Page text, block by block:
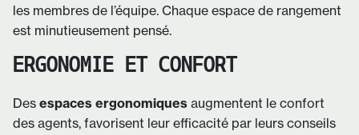
les membres de l’équipe. Chaque espace de rangement
est minutieusement pensé.
ERGONOMIE ET CONFORT
Des espaces ergonomiques augmentent le confort
des agents, favorisent leur efficacité par leurs conseils